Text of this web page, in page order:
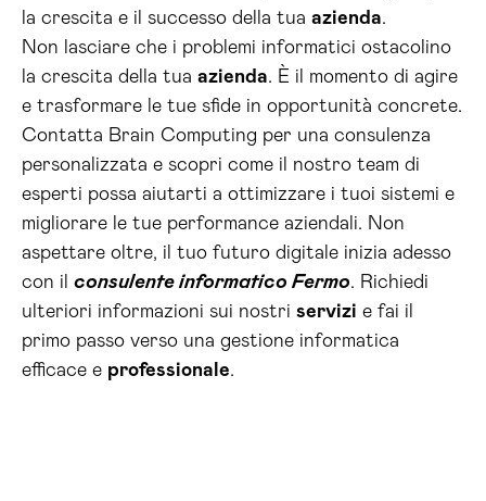
la crescita e il successo della tua azienda.
Non lasciare che i problemi informatici ostacolino
la crescita della tua azienda. È il momento di agire
e trasformare le tue sfide in opportunità concrete.
Contatta Brain Computing per una consulenza
personalizzata e scopri come il nostro team di
esperti possa aiutarti a ottimizzare i tuoi sistemi e
migliorare le tue performance aziendali. Non
aspettare oltre, il tuo futuro digitale inizia adesso
con il consulente informatico Fermo. Richiedi
ulteriori informazioni sui nostri servizi e fai il
primo passo verso una gestione informatica
efficace e professionale.